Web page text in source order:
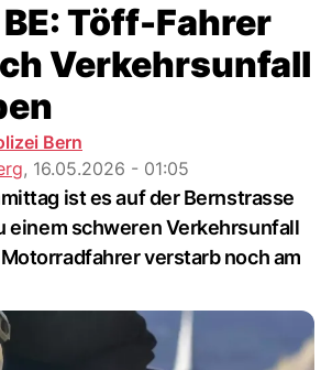
Töff-Fahrer
Verkehrsunfall
Bern
, 16.05.2026 - 01:05
ist es auf der Bernstrasse
einem schweren Verkehrsunfall
verstarb noch am